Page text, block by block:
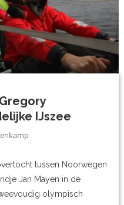
IJszee
tussen Noorwegen
Jan Mayen in de
olympisch